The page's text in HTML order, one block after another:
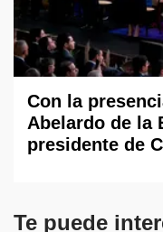
Con la
Abelardo de la
presidente de
Te puede